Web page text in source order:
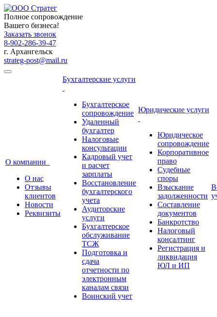
Полное сопровождение
Вашего бизнеса!
Заказать звонок
8-902-286-39-47
г. Архангельск
strateg-post@mail.ru
О компании
О нас
Отзывы
клиентов
Новости
Реквизиты
Бухгалтерские услуги
Бухгалтерское
сопровождение
Удаленный
бухгалтер
Налоговые
консультации
Кадровый учет
и расчет
зарплаты
Восстановление
бухгалтерского
учета
Аудиторские
услуги
Бухгалтерское
обслуживание
ТСЖ
Подготовка и
сдача
отчетности по
электронным
каналам связи
Воинский учет
Юридические услуги
Юридическое
сопровождение
Корпоративное
право
Судебные
споры
Взыскание
задолженности
Составление
документов
Банкротство
Налоговый
консалтинг
Регистрация и
ликвидация
ЮЛ и ИП